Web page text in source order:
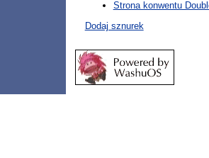
Strona konwentu
Dodaj sznurek